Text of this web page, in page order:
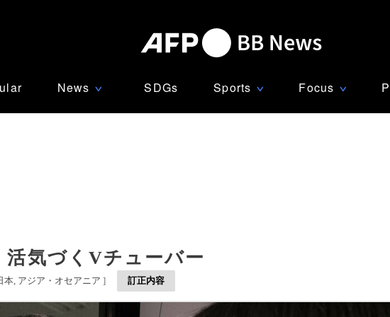
News ∨ SDGs Sports ∨ Focus ∨
活気づくVチューバー
本 アジア・オセアニア ] 訂正内容